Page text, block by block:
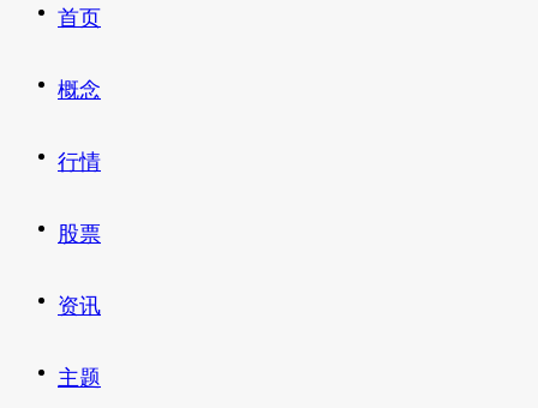
首页
概念
行情
股票
资讯
主题